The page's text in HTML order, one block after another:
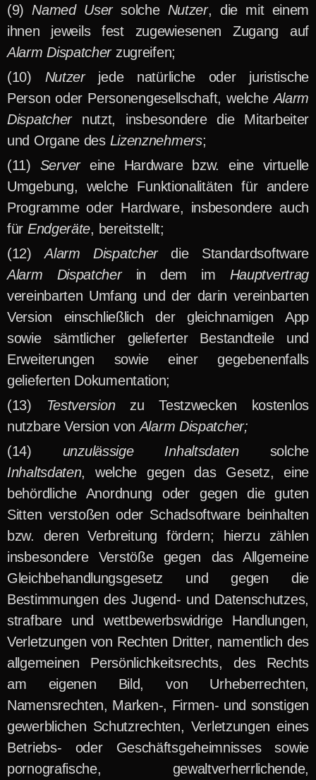
Named UsersolcheNutzer, die mit einem
ihnen jeweils fest zugewiesenen Zugang auf
Alarm Dispatcherzugreifen;
Nutzer jede natürliche oder juristische
Person oder Personengesellschaft, welcheAlarm
Dispatcher nutzt, insbesondere die Mitarbeiter
und Organe des Lizenznehmers;
Servereine Hardware bzw. eine virtuelle
Umgebung, welche Funktionalitäten für andere
Programme oder Hardware, insbesondere auch
für Endgeräte, bereitstellt;
Alarm Dispatcherdie Standardsoftware
Alarm Dispatcherin dem im Hauptvertrag
vereinbarten Umfang und der darin vereinbarten
Version einschließlich der gleichnamigen App
sowie sämtlicher gelieferter Bestandteile und
Erweiterungen sowie einer gegebenenfalls
gelieferten Dokumentation;
Testversion zu Testzwecken kostenlos
nutzbare Version vonAlarm Dispatcher;
unzulässige Inhaltsdatensolche
Inhaltsdaten, welche gegen das Gesetz, eine
behördliche Anordnung oder gegen die guten
Sitten verstoßen oder Schadsoftware beinhalten
bzw. deren Verbreitung fördern; hierzu zählen
insbesondere Verstöße gegen das Allgemeine
Gleichbehandlungsgesetz und gegen die
Bestimmungen des Jugend- und Datenschutzes,
strafbare und wettbewerbswidrige Handlungen,
Verletzungen von Rechten Dritter, namentlich des
allgemeinen Persönlichkeitsrechts, des Rechts
am eigenen Bild, von Urheberrechten,
Namensrechten, Marken-, Firmen- und sonstigen
gewerblichen Schutzrechten, Verletzungen eines
Betriebs- oder Geschäftsgeheimnisses sowie
pornografische, gewaltverherrlichende,